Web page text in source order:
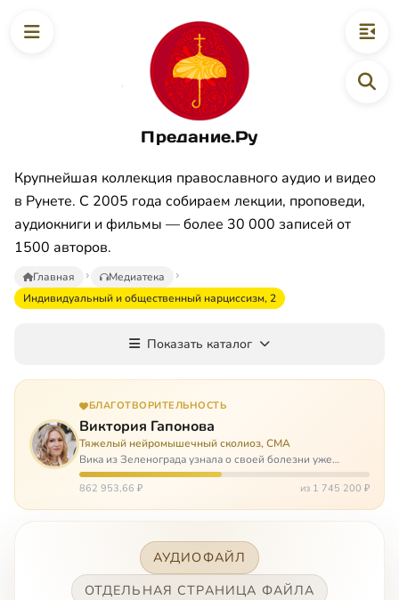
Предание.Ру
Крупнейшая коллекция православного аудио и видео
в Рунете. С 2005 года собираем лекции, проповеди,
аудиокниги и фильмы — более 30 000 записей от
1500 авторов.
Главная
Медиатека
Индивидуальный и общественный нарциссизм, 2
Показать каталог
БЛАГОТВОРИТЕЛЬНОСТЬ
Виктория Гапонова
Тяжелый нейромышечный сколиоз, СМА
Вика из Зеленограда узнала о своей болезни уже
будучи в сознательном возрасте. Ей пришлось
привыкать к инвалидной коляске и сильнейшему
862 953,66 ₽ из 1 745 200 ₽
АУДИОФАЙЛ
ОТДЕЛЬНАЯ СТРАНИЦА ФАЙЛА